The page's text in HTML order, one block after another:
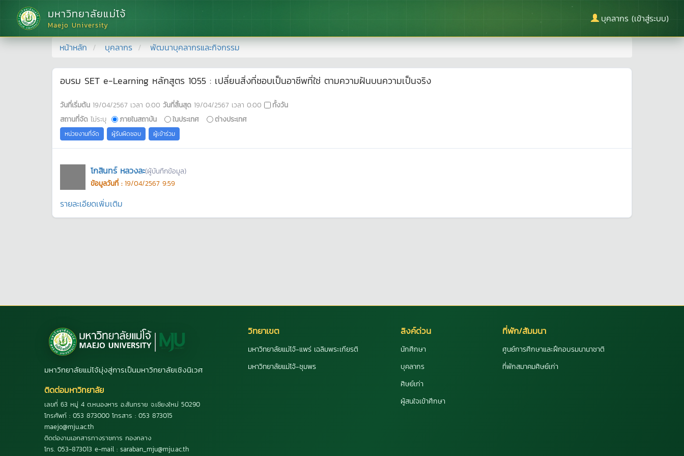
มหาวิทยาลัยแม่โจ้
Maejo University
บุคลากร (เข้าสู่ระบบ)
หน้าหลัก บุคลากร พัฒนาบุคลากรและกิจกรรม
อบรม SET e-Learning หลักสูตร 1055 : เปลี่ยนสิ่งที่ชอบเป็นอาชีพที่ใช่ ตามความฝันบนความเป็นจริง
วันที่เริ่มต้น 19/04/2567 เวลา 0:00 วันที่สิ้นสุด 19/04/2567 เวลา 0:00
ทั้งวัน
สถานที่จัด ไม่ระบุ ภายในสถาบัน ในประเทศ ต่างประเทศ
หน่วยงานที่จัด ผู้รับผิดชอบ ผู้เข้าร่วม
โกสินทร์ หลวงละ(ผู้บันทึกข้อมูล)
ข้อมูลวันที่ : 19/04/2567 9:59
รายละเอียดเพิ่มเติม
มหาวิทยาลัยแม่โจ้มุ่งสู่การเป็นมหาวิทยาลัยเชิงนิเวศ
ติดต่อมหาวิทยาลัย
เลขที่ 63 หมู่ 4 ต.หนองหาร อ.สันทราย จ.เชียงใหม่ 50290
โทรศัพท์ : 053 873000 โทรสาร : 053 873015
maejo@mju.ac.th
ติดต่องานเอกสารทางราชการ กองกลาง
โทร. 053-873013 e-mail : saraban_mju@mju.ac.th
วิทยาเขต
มหาวิทยาลัยแม่โจ้-แพร่ เฉลิมพระเกียรติ
มหาวิทยาลัยแม่โจ้-ชุมพร
ลิงค์ด่วน
นักศึกษา
บุคลากร
ศิษย์เก่า
ผู้สนใจเข้าศึกษา
ที่พัก/สัมมนา
ศูนย์การศึกษาและฝึกอบรมนานาชาติ
ที่พักสมาคมศิษย์เก่า